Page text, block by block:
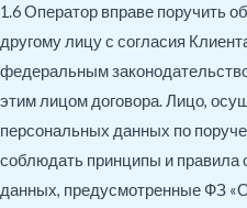
1.6 Оператор вправе поручить
другому лицу с согласия
федеральным
этим лицом договора. Лицо,
персональных данных по
соблюдать принципы и правила
данных, предусмотренные ФЗ